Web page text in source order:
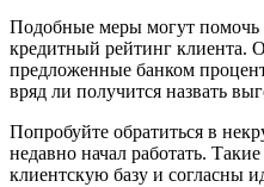
Подобные меры могут
кредитный рейтинг клиента.
предложенные банком
вряд ли получится назвать
Попробуйте обратиться в
недавно начал работать.
клиентскую базу и согласны